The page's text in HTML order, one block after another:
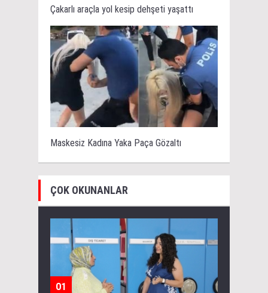
Çakarlı araçla yol kesip dehşeti yaşattı
Maskesiz Kadına Yaka Paça Gözaltı
ÇOK OKUNANLAR
01